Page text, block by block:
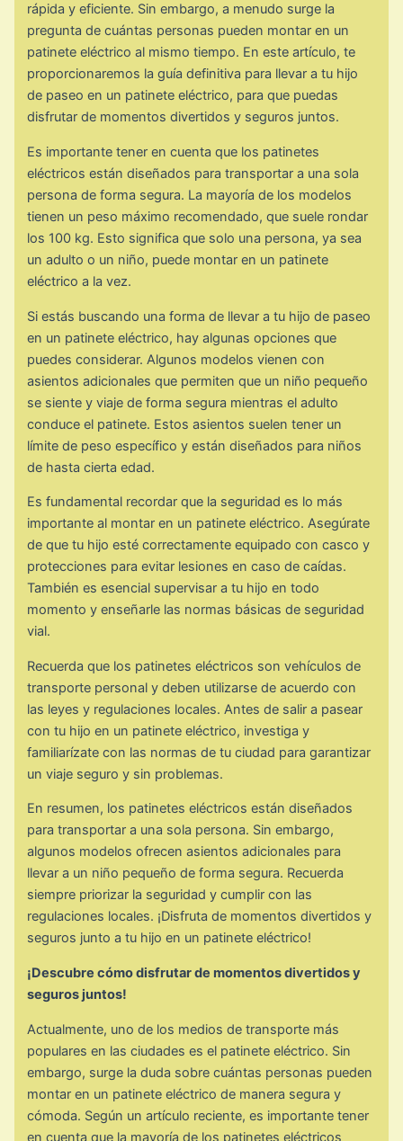
rápida y eficiente. Sin embargo, a menudo surge la
pregunta de cuántas personas pueden montar en un
patinete eléctrico al mismo tiempo. En este artículo, te
proporcionaremos la guía definitiva para llevar a tu hijo
de paseo en un patinete eléctrico, para que puedas
disfrutar de momentos divertidos y seguros juntos.
Es importante tener en cuenta que los patinetes
eléctricos están diseñados para transportar a una sola
persona de forma segura. La mayoría de los modelos
tienen un peso máximo recomendado, que suele rondar
los 100 kg. Esto significa que solo una persona, ya sea
un adulto o un niño, puede montar en un patinete
eléctrico a la vez.
Si estás buscando una forma de llevar a tu hijo de paseo
en un patinete eléctrico, hay algunas opciones que
puedes considerar. Algunos modelos vienen con
asientos adicionales que permiten que un niño pequeño
se siente y viaje de forma segura mientras el adulto
conduce el patinete. Estos asientos suelen tener un
límite de peso específico y están diseñados para niños
de hasta cierta edad.
Es fundamental recordar que la seguridad es lo más
importante al montar en un patinete eléctrico. Asegúrate
de que tu hijo esté correctamente equipado con casco y
protecciones para evitar lesiones en caso de caídas.
También es esencial supervisar a tu hijo en todo
momento y enseñarle las normas básicas de seguridad
vial.
Recuerda que los patinetes eléctricos son vehículos de
transporte personal y deben utilizarse de acuerdo con
las leyes y regulaciones locales. Antes de salir a pasear
con tu hijo en un patinete eléctrico, investiga y
familiarízate con las normas de tu ciudad para garantizar
un viaje seguro y sin problemas.
En resumen, los patinetes eléctricos están diseñados
para transportar a una sola persona. Sin embargo,
algunos modelos ofrecen asientos adicionales para
llevar a un niño pequeño de forma segura. Recuerda
siempre priorizar la seguridad y cumplir con las
regulaciones locales. ¡Disfruta de momentos divertidos y
seguros junto a tu hijo en un patinete eléctrico!
¡Descubre cómo disfrutar de momentos divertidos y
seguros juntos!
Actualmente, uno de los medios de transporte más
populares en las ciudades es el patinete eléctrico. Sin
embargo, surge la duda sobre cuántas personas pueden
montar en un patinete eléctrico de manera segura y
cómoda. Según un artículo reciente, es importante tener
en cuenta que la mayoría de los patinetes eléctricos